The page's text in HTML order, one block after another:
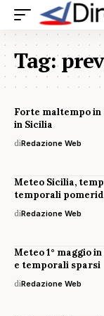
Tag:
Forte maltempo
in Sicilia
diRedazione Web
Meteo Sicilia,
temporali
diRedazione Web
Meteo 1° maggio
e temporali sparsi
diRedazione Web